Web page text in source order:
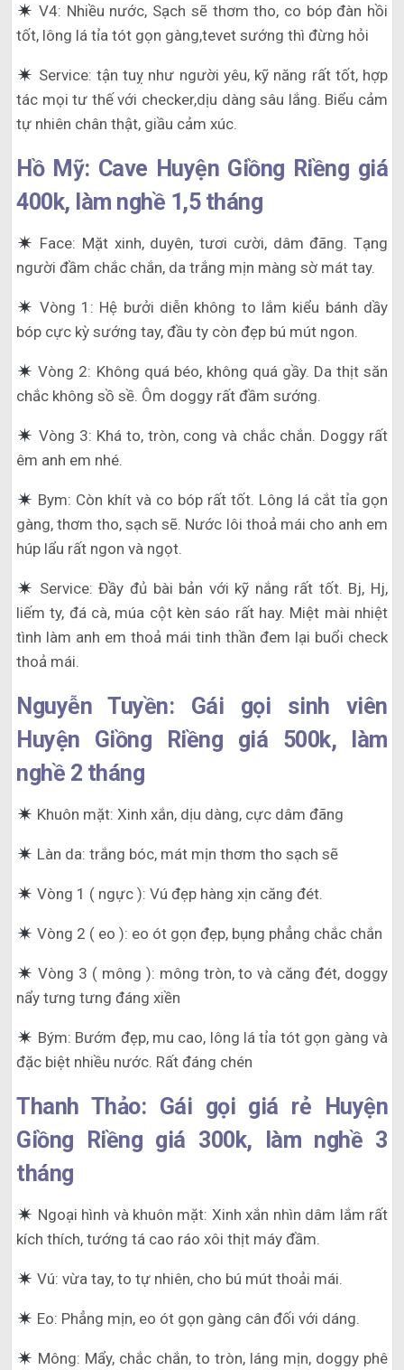
V4: Nhiều nước, Sạch sẽ thơm tho, co bóp đàn hồi
tốt, lông lá tỉa tót gọn gàng,tevet sướng thì đừng hỏi
Service: tận tuỵ như người yêu, kỹ năng rất tốt, hợp
tác mọi tư thế với checker,dịu dàng sâu lắng. Biểu cảm
tự nhiên chân thật, giầu cảm xúc.
Hồ Mỹ: Cave Huyện Giồng Riềng giá
400k, làm nghề 1,5 tháng
Face: Mặt xinh, duyên, tươi cười, dâm đãng. Tạng
người đầm chắc chắn, da trắng mịn màng sờ mát tay.
Vòng 1: Hệ bưởi diễn không to lắm kiểu bánh dầy
bóp cực kỳ sướng tay, đầu ty còn đẹp bú mút ngon.
Vòng 2: Không quá béo, không quá gầy. Da thịt săn
chắc không sồ sề. Ôm doggy rất đầm sướng.
Vòng 3: Khá to, tròn, cong và chắc chắn. Doggy rất
êm anh em nhé.
Bym: Còn khít và co bóp rất tốt. Lông lá cắt tỉa gọn
gàng, thơm tho, sạch sẽ. Nước lôi thoả mái cho anh em
húp lẩu rất ngon và ngọt.
Service: Đầy đủ bài bản với kỹ nắng rất tốt. Bj, Hj,
liếm ty, đá cà, múa cột kèn sáo rất hay. Miệt mài nhiệt
tình làm anh em thoả mái tinh thần đem lại buổi check
thoả mái.
Nguyễn Tuyền: Gái gọi sinh viên
Huyện Giồng Riềng giá 500k, làm
nghề 2 tháng
Khuôn mặt: Xinh xắn, dịu dàng, cực dâm đãng
Làn da: trắng bóc, mát mịn thơm tho sạch sẽ
Vòng 1 ( ngực ): Vú đẹp hàng xịn căng đét.
Vòng 2 ( eo ): eo ót gọn đẹp, bụng phẳng chắc chắn
Vòng 3 ( mông ): mông tròn, to và căng đét, doggy
nẩy tưng tưng đáng xiền
Bým: Bướm đẹp, mu cao, lông lá tỉa tót gọn gàng và
đặc biệt nhiều nước. Rất đáng chén
Thanh Thảo: Gái gọi giá rẻ Huyện
Giồng Riềng giá 300k, làm nghề 3
tháng
Ngoại hình và khuôn mặt: Xinh xắn nhìn dâm lắm rất
kích thích, tướng tá cao ráo xôi thịt máy đầm.
Vú: vừa tay, to tự nhiên, cho bú mút thoải mái.
Eo: Phẳng mịn, eo ót gọn gàng cân đối với dáng.
Mông: Mẩy, chắc chắn, to tròn, láng mịn, doggy phê